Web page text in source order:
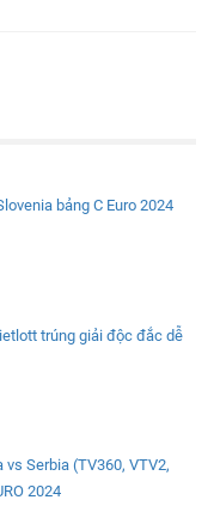
bảng C Euro 2024
trúng giải độc đắc dễ
Serbia (TV360, VTV2,
2024